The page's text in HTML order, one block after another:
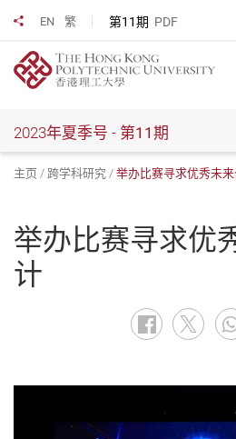
EN 繁 第11期 PDF
分享到
2023年夏季号 - 第11期
主页 跨学科研究 举办比赛寻求优秀未
举办比赛寻求优
计